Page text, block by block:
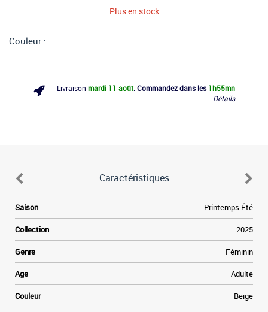
Plus en stock
Couleur :
Livraison mardi 11 août. Commandez dans les 1h55mn
Détails
Caractéristiques
Saison Printemps Été
Collection 2025
Genre Féminin
Age Adulte
Couleur Beige